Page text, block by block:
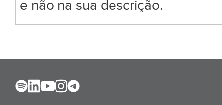
e não na sua descrição.